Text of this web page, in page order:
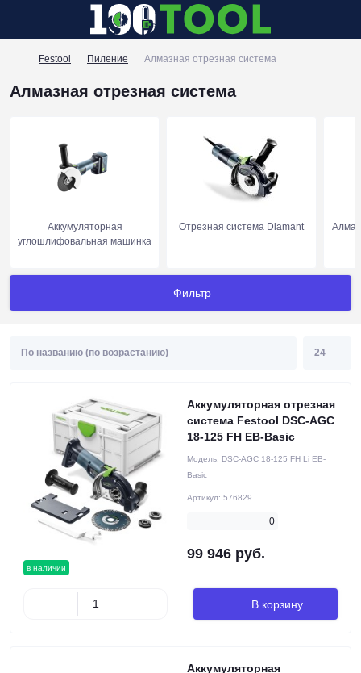
Festool Пиление Алмазная отрезная система
Алмазная отрезная система
Аккумуляторная
углошлифовальная машинка
Отрезная система Diamant
Фильтр
в наличии
Аккумуляторная отрезная
система Festool DSC-AGC
18-125 FH EB-Basic
Модель: DSC-AGC 18-125 FH Li EB-
Basic
Артикул: 576829
0
99 946 руб.
В корзину
Аккумуляторная